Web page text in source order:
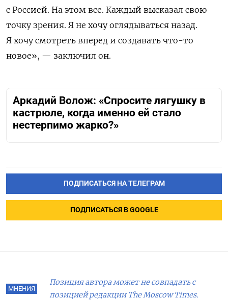
с Россией. На этом все. Каждый высказал свою
точку зрения. Я не хочу оглядываться назад.
Я хочу смотреть вперед и создавать что-то
новое», — заключил он.
Аркадий Волож: «Спросите лягушку в
кастрюле, когда именно ей стало
нестерпимо жарко?»
ПОДПИСАТЬСЯ НА ТЕЛЕГРАМ
ПОДПИСАТЬСЯ В GOOGLE
МНЕНИЯ
Позиция автора может не совпадать с
позицией редакции The Moscow Times.